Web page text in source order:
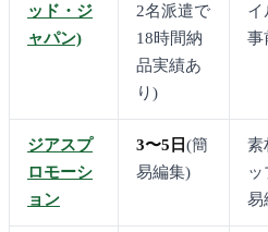
ッド・ジ
ャパン)
2名派遣で
18時間納
品実績あ
り)
イ
事
ジアスプ
ロモーシ
ョン
3〜5日(簡
易編集)
素
易